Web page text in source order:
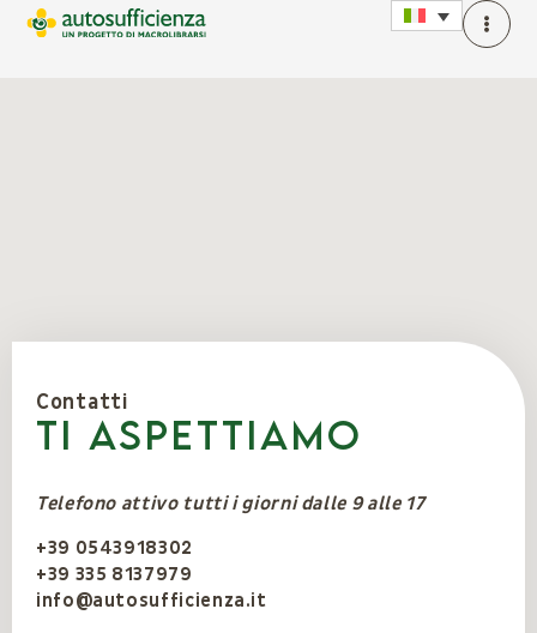
Contatti
Ti aspettiamo
Telefono attivo tutti i giorni dalle 9 alle 17
+39 0543918302
+39 335 8137979
info@autosufficienza.it